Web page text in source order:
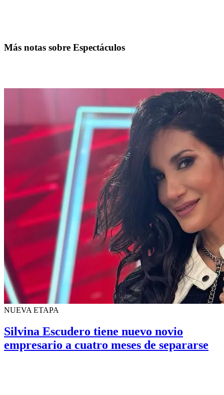
Más notas sobre Espectáculos
NUEVA ETAPA
Silvina Escudero tiene nuevo novio
empresario a cuatro meses de separarse